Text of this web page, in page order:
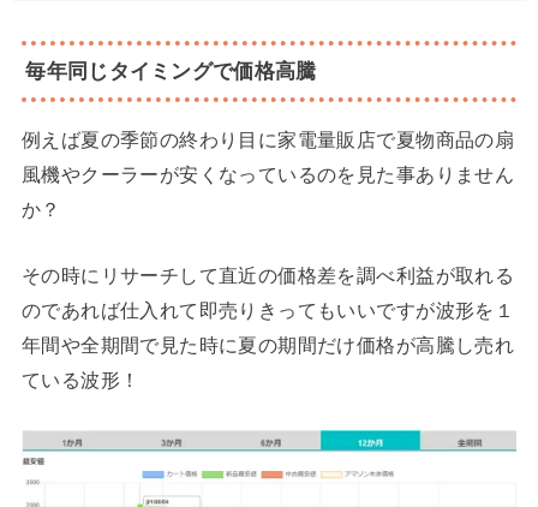
毎年同じタイミングで価格高騰
例えば夏の季節の終わり目に家電量販店で夏物商品の扇
風機やクーラーが安くなっているのを見た事ありません
か？
その時にリサーチして直近の価格差を調べ利益が取れる
のであれば仕入れて即売りきってもいいですが波形を１
年間や全期間で見た時に夏の期間だけ価格が高騰し売れ
ている波形！